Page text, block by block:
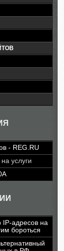
- REG.RU
услуги
IP-адресов на
бороться